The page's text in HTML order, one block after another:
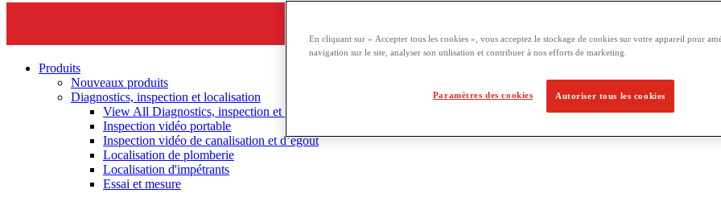
Produits
Nouveaux produits
Diagnostics, inspection et localisation
View All Diagnostics, inspection et localisation
Inspection vidéo portable
Inspection vidéo de canalisation et d’égout
Localisation de plomberie
Localisation d'impétrants
Essai et mesure
En cliquant sur « Accepter tous les cookies », vous acceptez le stockage de cookies sur votre appareil pour
navigation sur le site, analyser son utilisation et contribuer à nos efforts de marketing.
Paramètres des cookies Autoriser tous les cookies